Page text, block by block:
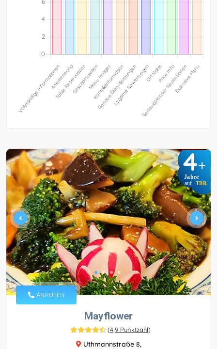
4+
Jahre
auf TBR
ANRUFEN
Mayflower
(4,9 Punktzahl)
Uthmannstraße 8,